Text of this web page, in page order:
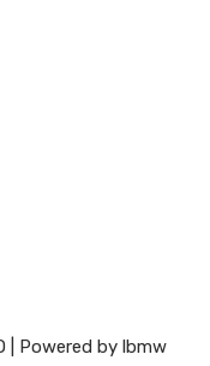
| Powered by lbmw